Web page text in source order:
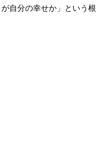
自分の幸せか」という根